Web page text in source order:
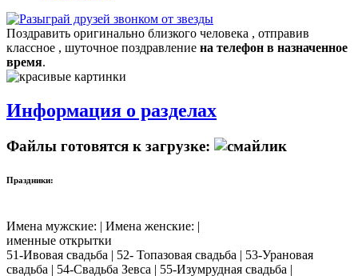
Поздравить оригинально близкого человека , отправив
классное , шуточное поздравление на телефон в назначенное
время.
Информация о разделах
Файлы готовятся к загрузке:
Праздники:
Имена мужские: | Имена женские: |
именные открытки
51-Ивовая свадьба | 52- Топазовая свадьба | 53-Урановая
свадьба | 54-Свадьба Зевса | 55-Изумрудная свадьба |